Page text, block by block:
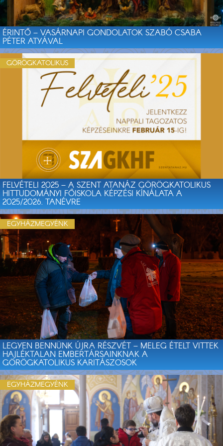
ÉRINTŐ – VASÁRNAPI GONDOLATOK SZABÓ CSABA
PÉTER ATYÁVAL
FELVÉTELI 2025 – A SZENT ATANÁZ GÖRÖGKATOLIKUS
HITTUDOMÁNYI FŐISKOLA KÉPZÉSI KÍNÁLATA A
2025/2026. TANÉVRE
GÖRÖGKATOLIKUS
LEGYEN BENNÜNK ÚJRA RÉSZVÉT – MELEG ÉTELT VITTEK
HAJLÉKTALAN EMBERTÁRSAINKNAK A
GÖRÖGKATOLIKUS KARITÁSZOSOK
EGYHÁZMEGYÉNK
EGYHÁZMEGYÉNK